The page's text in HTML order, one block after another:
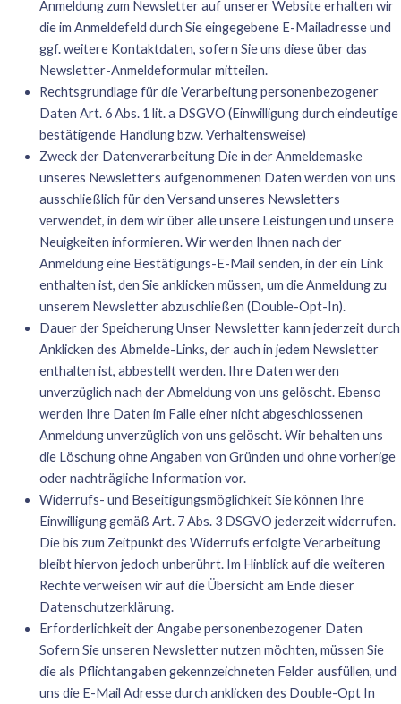
Anmeldung zum Newsletter auf unserer Website erhalten wir
die im Anmeldefeld durch Sie eingegebene E-Mailadresse und
ggf. weitere Kontaktdaten, sofern Sie uns diese über das
Newsletter-Anmeldeformular mitteilen.
Rechtsgrundlage für die Verarbeitung personenbezogener
Daten Art. 6 Abs. 1 lit. a DSGVO (Einwilligung durch eindeutige
bestätigende Handlung bzw. Verhaltensweise)
Zweck der Datenverarbeitung Die in der Anmeldemaske
unseres Newsletters aufgenommenen Daten werden von uns
ausschließlich für den Versand unseres Newsletters
verwendet, in dem wir über alle unsere Leistungen und unsere
Neuigkeiten informieren. Wir werden Ihnen nach der
Anmeldung eine Bestätigungs-E-Mail senden, in der ein Link
enthalten ist, den Sie anklicken müssen, um die Anmeldung zu
unserem Newsletter abzuschließen (Double-Opt-In).
Dauer der Speicherung Unser Newsletter kann jederzeit durch
Anklicken des Abmelde-Links, der auch in jedem Newsletter
enthalten ist, abbestellt werden. Ihre Daten werden
unverzüglich nach der Abmeldung von uns gelöscht. Ebenso
werden Ihre Daten im Falle einer nicht abgeschlossenen
Anmeldung unverzüglich von uns gelöscht. Wir behalten uns
die Löschung ohne Angaben von Gründen und ohne vorherige
oder nachträgliche Information vor.
Widerrufs- und Beseitigungsmöglichkeit Sie können Ihre
Einwilligung gemäß Art. 7 Abs. 3 DSGVO jederzeit widerrufen.
Die bis zum Zeitpunkt des Widerrufs erfolgte Verarbeitung
bleibt hiervon jedoch unberührt. Im Hinblick auf die weiteren
Rechte verweisen wir auf die Übersicht am Ende dieser
Datenschutzerklärung.
Erforderlichkeit der Angabe personenbezogener Daten
Sofern Sie unseren Newsletter nutzen möchten, müssen Sie
die als Pflichtangaben gekennzeichneten Felder ausfüllen, und
uns die E-Mail Adresse durch anklicken des Double-Opt In